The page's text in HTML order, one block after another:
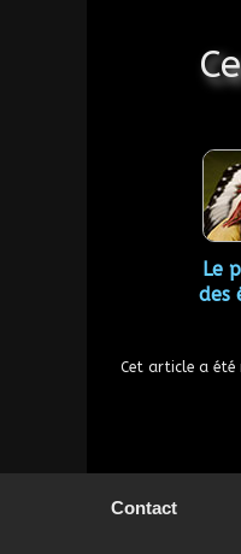
Le
des
Cet article a été
Contact